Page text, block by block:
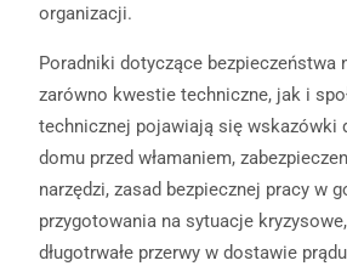
organizacji.
Poradniki dotyczące bezpieczeństwa
zarówno kwestie techniczne, jak i
technicznej pojawiają się wskazówki
domu przed włamaniem,
narzędzi, zasad bezpiecznej pracy w
przygotowania na sytuacje
długotrwałe przerwy w dostawie